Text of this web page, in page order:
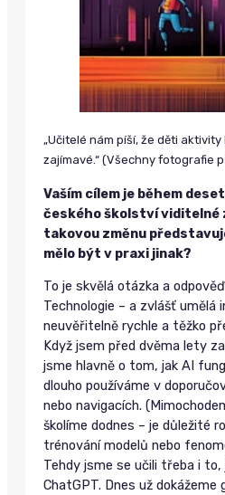
„Učitelé nám píší, že děti
zajímavé.“ (Všechny fotografie
Vaším cílem je během
českého školství viditelné
takovou změnu
mělo být v praxi jinak?
To je skvělá otázka a
Technologie – a zvlášť umělá
neuvěřitelně rychle a těžko
Když jsem před dvěma lety
jsme hlavně o tom, jak AI
dlouho používáme v
nebo navigacích.
školíme dodnes – je důležité
trénování modelů nebo
Tehdy jsme se učili třeba i
ChatGPT. Dnes už dokážeme